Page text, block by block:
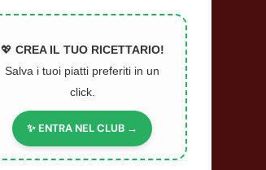
💖 CREA IL TUO RICETTARIO!
Salva i tuoi piatti preferiti in un
click.
✨ ENTRA NEL CLUB →